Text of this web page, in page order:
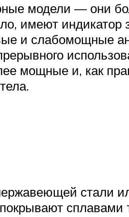
модели — они
имеют индикатор
и слабомощные
мощные и, как
стали